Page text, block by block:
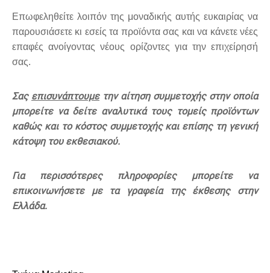
Επωφεληθείτε λοιπόν της μοναδικής αυτής ευκαιρίας να
παρουσιάσετε κι εσείς τα προϊόντα σας και να κάνετε νέες
επαφές ανοίγοντας νέους ορίζοντες για την επιχείρησή
σας.
Σας επισυνάπτουμετην αίτηση συμμετοχής στην οποία
μπορείτε να δείτε αναλυτικά τους τομείς προϊόντων
καθώς και το κόστος συμμετοχής και επίσης τη γενική
κάτοψη του εκθεσιακού.
Για περισσότερες πληροφορίες μπορείτε να
επικοινωνήσετε με τα γραφεία της έκθεσης στην
Ελλάδα.